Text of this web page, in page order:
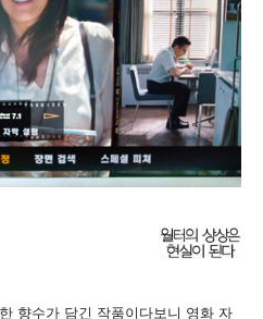
향수가 담긴 작품이다보니 영화 자